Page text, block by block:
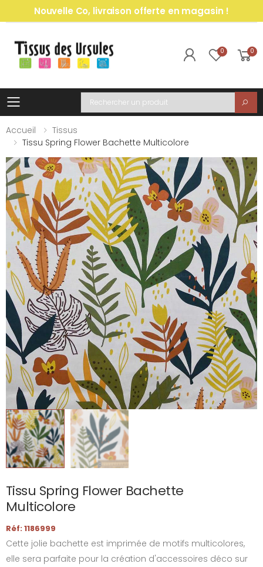
Nouvelle Co, livraison offerte en magasin !
0 0
Toggle mobile menu
Recherche
Accueil
Tissus
Tissu Spring Flower Bachette Multicolore
Tissu Spring Flower Bachette
Multicolore
Réf: 1186999
Cette jolie bachette est imprimée de motifs multicolores,
elle sera parfaite pour la création d'accessoires déco sur